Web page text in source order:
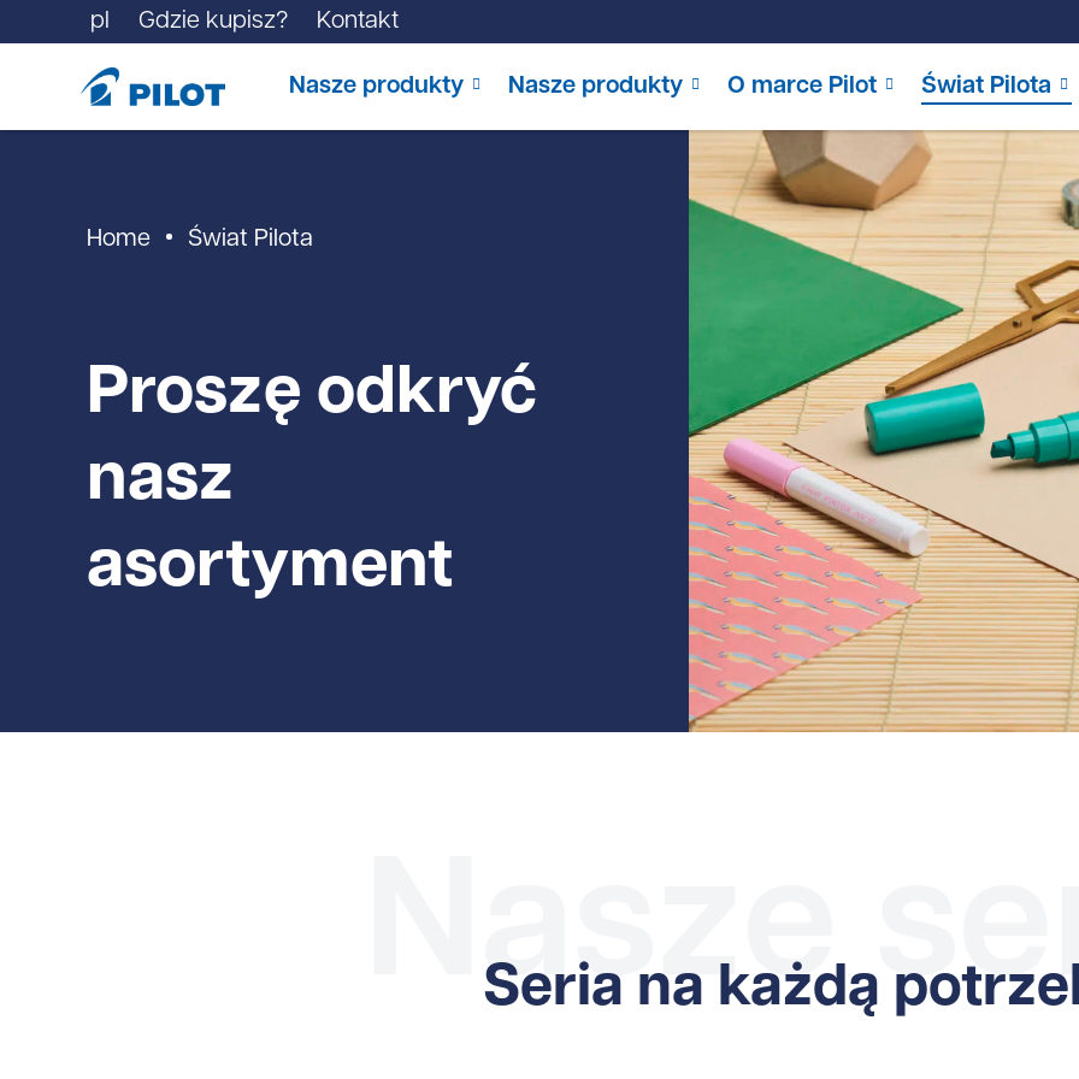
pl Gdzie kupisz? Kontakt
Nasze produkty Nasze produkty O marce Pilot Świat Pilota
Home Świat Pilota
Proszę odkryć
nasz
asortyment
Nasze
Seria na każdą